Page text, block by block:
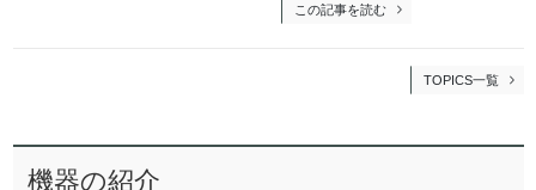
この記事を読む
TOPICS一覧
機器の紹介